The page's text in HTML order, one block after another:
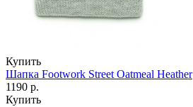
Купить
Шапка Footwork Street Oatmeal Heather
1190 р.
Купить